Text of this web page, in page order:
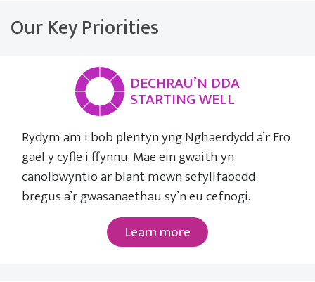
Our Key Priorities
DECHRAU’N DDA
STARTING WELL
Rydym am i bob plentyn yng Nghaerdydd a’r Fro
gael y cyfle i ffynnu. Mae ein gwaith yn
canolbwyntio ar blant mewn sefyllfaoedd
bregus a’r gwasanaethau sy’n eu cefnogi.
Learn more